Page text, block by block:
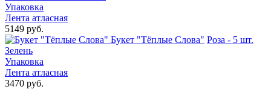
Упаковка
Лента атласная
5149 руб.
Букет "Тёплые Слова" Роза - 5 шт.
Зелень
Упаковка
Лента атласная
3470 руб.